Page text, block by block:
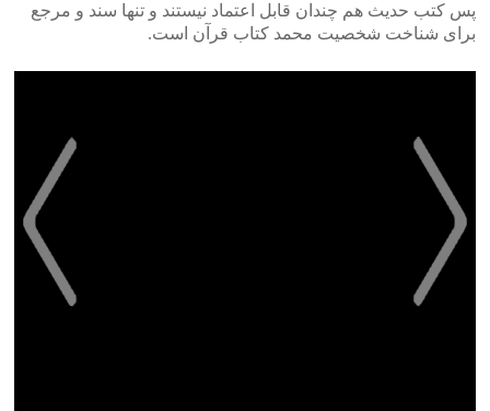
پس کتب حدیث هم چندان قابل اعتماد نیستند و تنها سند و مرجع
برای شناخت شخصیت محمد کتاب قرآن است.